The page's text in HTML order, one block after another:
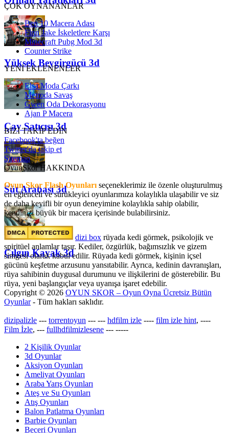
Yüksek Beygirgücü 3d
Çay Satıcısı 3d
Süt Arabası 3d
Çılgın Kayak 3d
ÇOK OYNANANLAR
Ben 10 Macera Adası
Finn Jake İskeletlere Karşı
Minecraft Pubg Mod 3d
Counter Strike
YENİ EKLENENLER
Elsa Moda Çarkı
Metroda Savaş
Gwen Oda Dekorasyonu
Ajan P Macera
BİZİ TAKİP EDİN
Facebook'ta beğen
Twitter'da takip et
Sitemap
OyunSkor HAKKINDA
Oyun Skor Flash Oyunları seçeneklerimiz ile özenle oluşturulmuş
en eğlenceli ve sürükleyici oyunlarımıza kolaylıkla ulaşabilir ve siz
de daha keyifli bir oyun deneyimine kolaylıkla sahip olabilir,
kendinizi büyük bir macera içerisinde bulabilirsiniz.
dizi box rüyada kedi görmek​, psikolojik ve
spiritüel anlamlar taşır. Kediler, özgürlük, bağımsızlık ve gizem
simgesi olarak kabul edilir. Rüyada kedi görmek, kişinin içsel
gücünü keşfetme arzusunu yansıtabilir. Ayrıca, kedinin davranışları,
rüya sahibinin duygusal durumunu ve ilişkilerini de gösterebilir. Bu
rüya, yeni başlangıçlar veya uyanışa işaret edebilir.
Copyright © 2026 OYUN SKOR – Oyun Oyna Ücretsiz Bütün
Oyunlar- Tüm hakları saklıdır.
dizipalizle --- torrentoyun --- --- hdfilm izle ---- film izle hint, ----
Film İzle, --- fullhdfilmizlesene --- -----
2 Kişilik Oyunlar
3d Oyunlar
Aksiyon Oyunları
Ameliyat Oyunları
Araba Yarış Oyunları
Ateş ve Su Oyunları
Atış Oyunları
Balon Patlatma Oyunları
Barbie Oyunları
Beceri Oyunları